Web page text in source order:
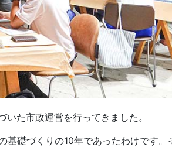
た市政運営を行ってきました。
礎づくりの10年であったわけです。